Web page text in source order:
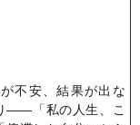
不安、結果が出な
――「私の人生、こ